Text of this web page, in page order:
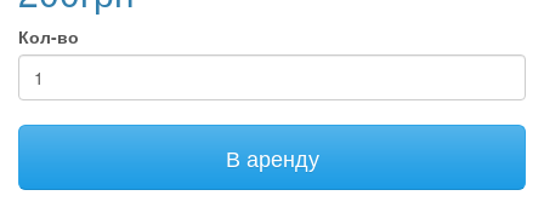
Кол-во
В аренду